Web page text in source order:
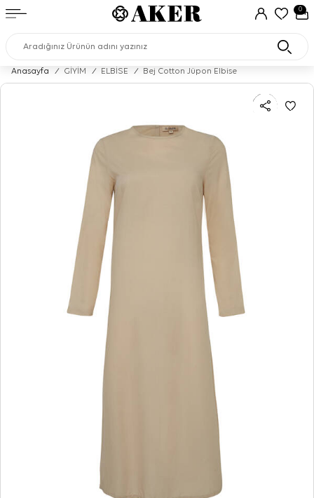
0
Anasayfa / GİYİM / ELBİSE / Bej Cotton Jüpon Elbise